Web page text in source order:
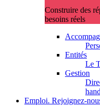
Construire des
besoins réels
Entités
Le
Gestion
Emploi. Rejoignez-